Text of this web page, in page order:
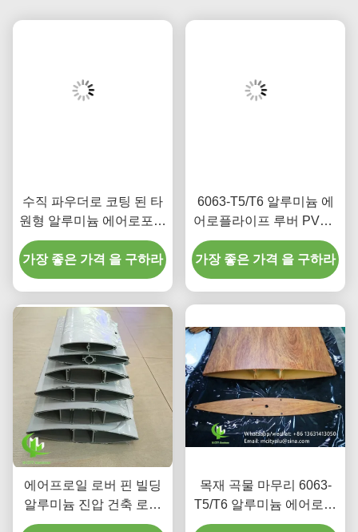
수직 파우더로 코팅 된 타
원형 알루미늄 에어로포일
로버
가장 좋은 가격 을 구하라
6063-T5/T6 알루미늄 에
어로플라이프 루버 PVDF
페인트 피니쉬 100mm에
서 600mm 너비
가장 좋은 가격 을 구하라
에어프로일 로버 핀 빌딩
알루미늄 진압 건축 로버
에어프로일 로버 파우더
목재 곡물 마무리 6063-
T5/T6 알루미늄 에어로포
일 로버 100mm에서